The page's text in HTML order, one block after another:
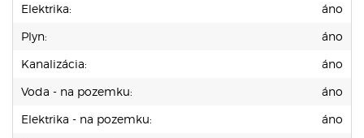
Elektrika:
áno
Plyn:
áno
Kanalizácia:
áno
Voda - na pozemku:
áno
Elektrika - na pozemku:
áno